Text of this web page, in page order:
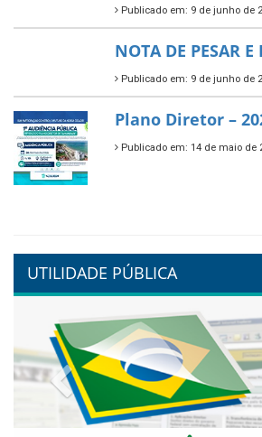
Publicado em: 9 de junho de
🌳🌱 Projeto
Publicado em: 9 de junho de
🌿🚤 Semana
Ambiente em
alinhamento
Conecta+
NOTA DE PESAR E
Publicado em: 9 de junho de
Plano Diretor –